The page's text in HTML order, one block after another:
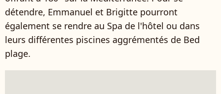
détendre, Emmanuel et Brigitte pourront
également se rendre au Spa de l'hôtel ou dans
leurs différentes piscines aggrémentés de Bed
plage.